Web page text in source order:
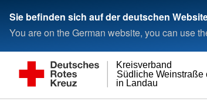
Sie befinden sich auf der deutschen
You are on the German website, you can use
in Landau
Südliche Weinstraße
Kreisverband